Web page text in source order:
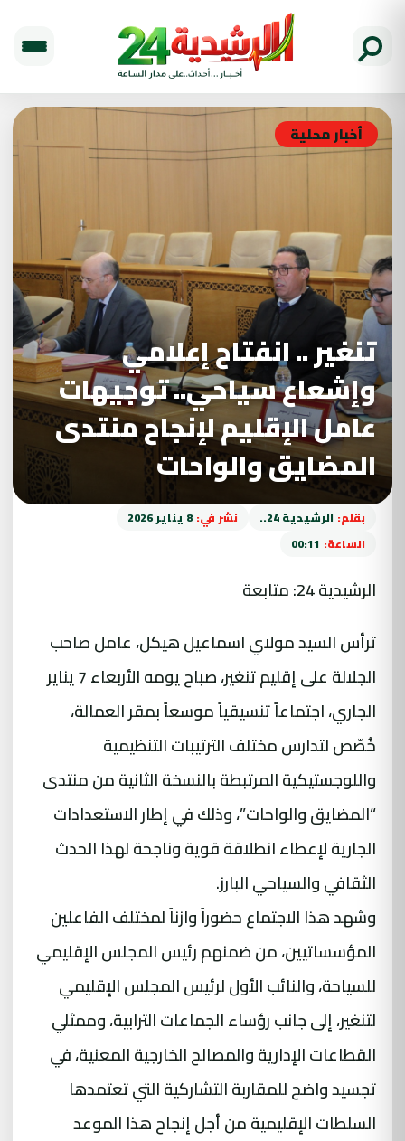
أخبار محلية
تنغير .. انفتاح إعلامي
وإشعاع سياحي.. توجيهات
عامل الإقليم لإنجاح منتدى
المضايق والواحات
بقلم: الرشيدية 24.. نشر في: 8 يناير 2026
الساعة: 00:11
الرشيدية 24: متابعة
ترأس السيد مولاي اسماعيل هيكل، عامل صاحب
الجلالة على إقليم تنغير، صباح يومه الأربعاء 7 يناير
الجاري، اجتماعاً تنسيقياً موسعاً بمقر العمالة،
خُصّص لتدارس مختلف الترتيبات التنظيمية
واللوجستيكية المرتبطة بالنسخة الثانية من منتدى
“المضايق والواحات”، وذلك في إطار الاستعدادات
الجارية لإعطاء انطلاقة قوية وناجحة لهذا الحدث
الثقافي والسياحي البارز.
وشهد هذا الاجتماع حضوراً وازناً لمختلف الفاعلين
المؤسساتيين، من ضمنهم رئيس المجلس الإقليمي
للسياحة، والنائب الأول لرئيس المجلس الإقليمي
لتنغير، إلى جانب رؤساء الجماعات الترابية، وممثلي
القطاعات الإدارية والمصالح الخارجية المعنية، في
تجسيد واضح للمقاربة التشاركية التي تعتمدها
السلطات الإقليمية من أجل إنجاح هذا الموعد